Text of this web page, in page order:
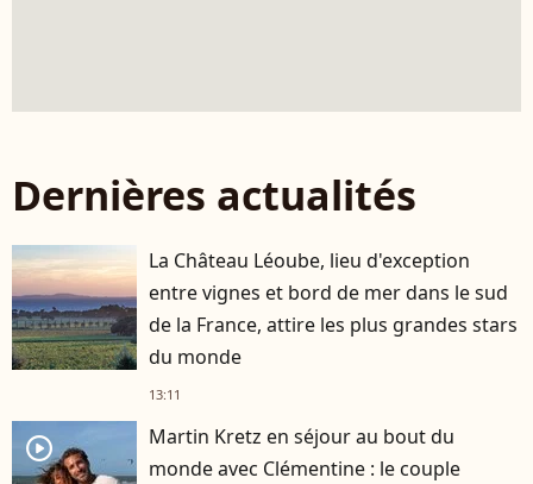
Dernières actualités
La Château Léoube, lieu d'exception
entre vignes et bord de mer dans le sud
de la France, attire les plus grandes stars
du monde
13:11
player2
Martin Kretz en séjour au bout du
monde avec Clémentine : le couple